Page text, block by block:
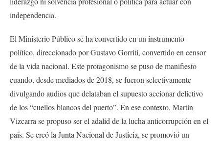
independencia.
El Ministerio Público se ha convertido en un instrumento
político, direccionado por Gustavo Gorriti, convertido en censor
de la vida nacional. Este protagonismo se puso de manifiesto
cuando, desde mediados de 2018, se fueron selectivamente
divulgando audios que delataban el supuesto accionar delictivo
de los “cuellos blancos del puerto”. En ese contexto, Martín
Vizcarra se propuso ser el adalid de la lucha anticorrupción en el
país. Se creó la Junta Nacional de Justicia, se promovió un